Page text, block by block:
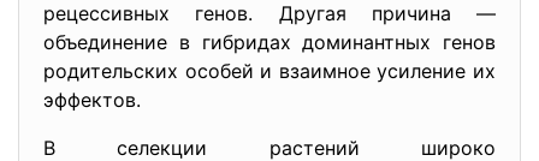
рецессивных генов. Другая причина —
объединение в гибридах доминантных генов
родительских особей и взаимное усиление их
эффектов.
В селекции растений широко